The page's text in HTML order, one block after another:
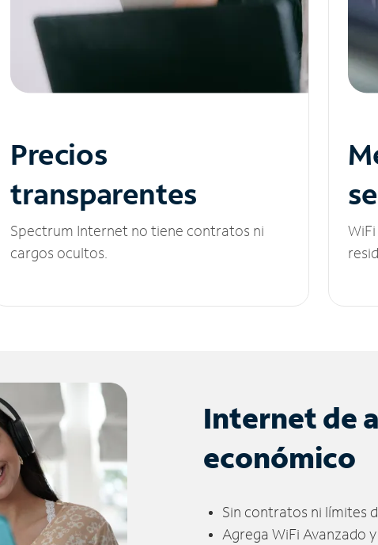
Precios
transparentes
Spectrum Internet no tiene contratos ni
cargos ocultos.
Internet de
económico
Sin contratos ni límites
Agrega WiFi Avanzado